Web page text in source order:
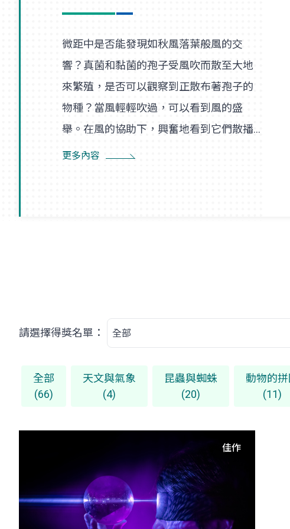
微距中是否能發現如秋風落葉般風的交
響？真菌和黏菌的孢子受風吹而散至大地
來繁殖，是否可以觀察到正散布著孢子的
物種？當風輕輕吹過，可以看到風的盛
舉。在風的協助下，興奮地看到它們散播
孢子的盛況，在精彩過程中也看到了風的
更多內容
請選擇得獎名單：
全部
(66)
天文與氣象
(4)
昆蟲與蜘蛛
(20)
動物的拼
(11)
佳作